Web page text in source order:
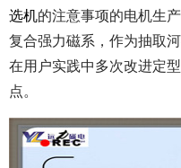
选机的注意事项的电机生
复合强力磁系，作为抽取
在用户实践中多次改进定
点。